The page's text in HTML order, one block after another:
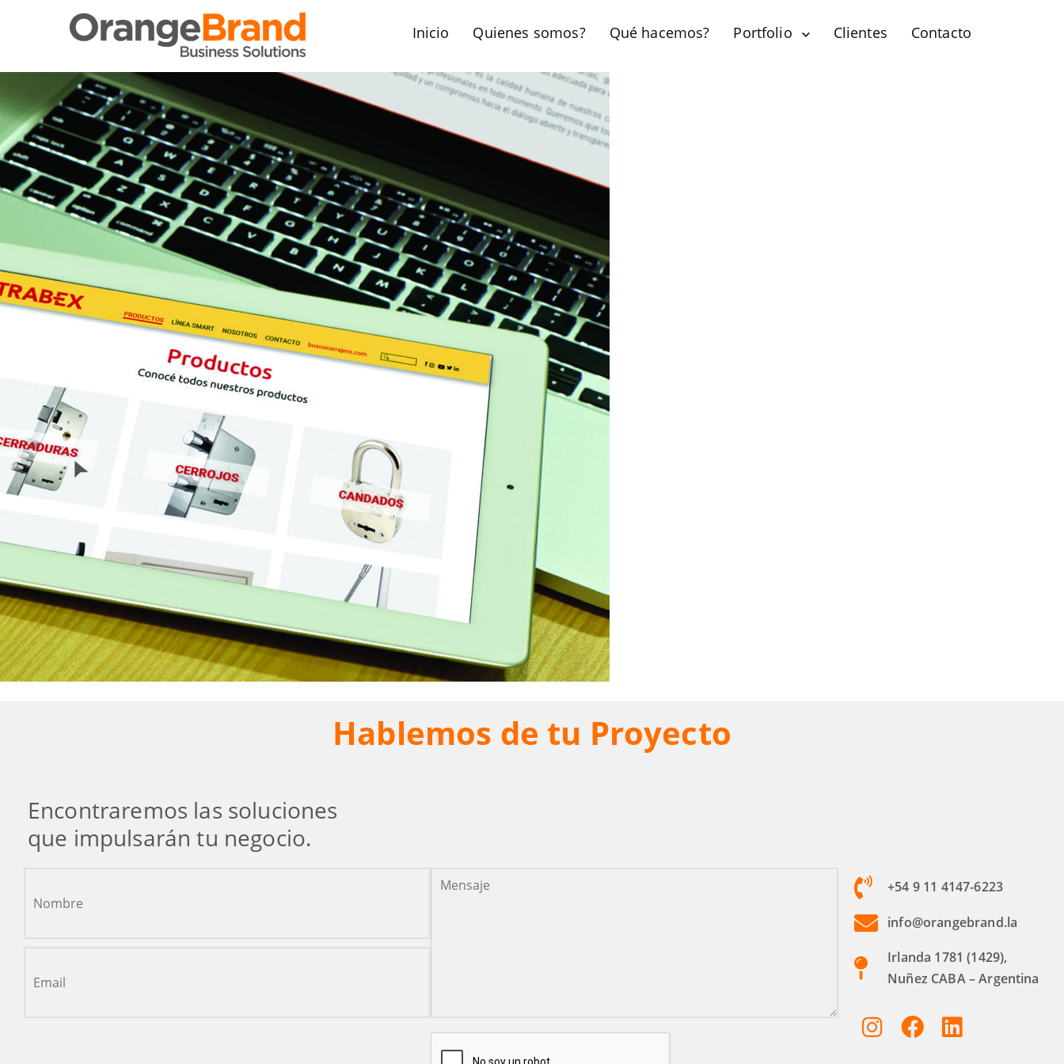
Inicio Quienes somos? Qué hacemos? Portfolio Clientes Contacto
Hablemos de tu Proyecto
Encontraremos las soluciones
que impulsarán tu negocio.
+54 9 11 4147-6223
info@orangebrand.la
Irlanda 1781 (1429),
Nuñez CABA – Argentina